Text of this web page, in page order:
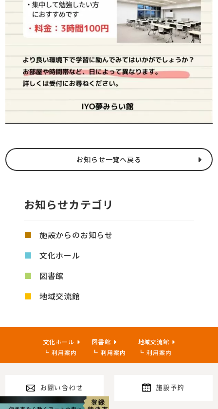
お知らせ一覧へ戻る
お知らせカテゴリ
施設からのお知らせ
文化ホール
図書館
地域交流館
文化ホール
利用案内
図書館
利用案内
地域交流館
利用案内
お問い合わせ 施設予約